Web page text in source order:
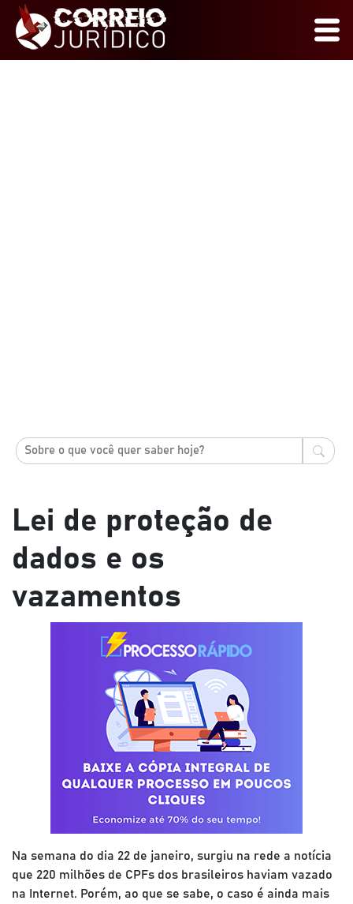
Lei de proteção de
dados e os
vazamentos
Na semana do dia 22 de janeiro, surgiu na rede a notícia
que 220 milhões de CPFs dos brasileiros haviam vazado
na Internet. Porém, ao que se sabe, o caso é ainda mais